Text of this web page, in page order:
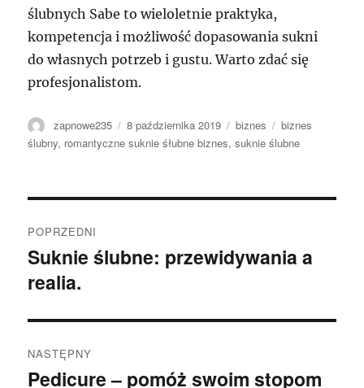
ślubnych Sabe to wieloletnie praktyka,
kompetencja i możliwość dopasowania sukni
do własnych potrzeb i gustu. Warto zdać się
profesjonalistom.
Autor
zapnowe235
Data
publikacji
8 października 2019 Kategorie
biznes Tagi
biznes
ślubny, romantyczne suknie śłubne biznes,suknie ślubne
wpisu
POPRZEDNI
Poprzedni
wpis:
Suknie ślubne: przewidywania a
realia.
NASTĘPNY
Następny
Pedicure – pomóż swoim stopom